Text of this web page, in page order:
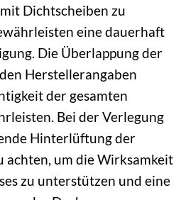
Dichtscheiben zu
eine dauerhaft
Die Überlappung der
Herstellerangaben
der gesamten
Bei der Verlegung
Hinterlüftung der
achten, um die Wirksamkeit
zu unterstützen und eine